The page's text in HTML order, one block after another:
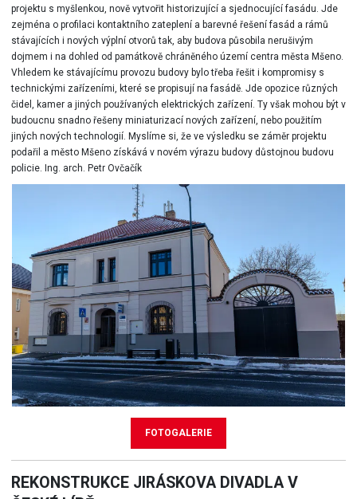
FOTOGALERIE
projektu s myšlenkou, nově vytvořit historizující a sjednocující fasádu. Jde
zejména o profilaci kontaktního zateplení a barevné řešení fasád a rámů
stávajících i nových výplní otvorů tak, aby budova působila nerušivým
dojmem i na dohled od památkově chráněného území centra města Mšeno.
Vhledem ke stávajícímu provozu budovy bylo třeba řešit i kompromisy s
technickými zařízeními, které se propisují na fasádě. Jde opozice různých
čidel, kamer a jiných používaných elektrických zařízení. Ty však mohou být v
budoucnu snadno řešeny miniaturizací nových zařízení, nebo použitím
jiných nových technologií. Myslíme si, že ve výsledku se záměr projektu
podařil a město Mšeno získává v novém výrazu budovy důstojnou budovu
policie. Ing. arch. Petr Ovčačík
REKONSTRUKCE JIRÁSKOVA DIVADLA V